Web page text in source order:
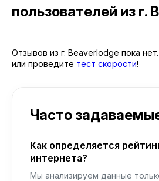
пользователей из г.
Отзывов из г. Beaverlodge пока
или проведите тест скорости!
Часто
Как определяется
интернета?
Мы анализируем данные